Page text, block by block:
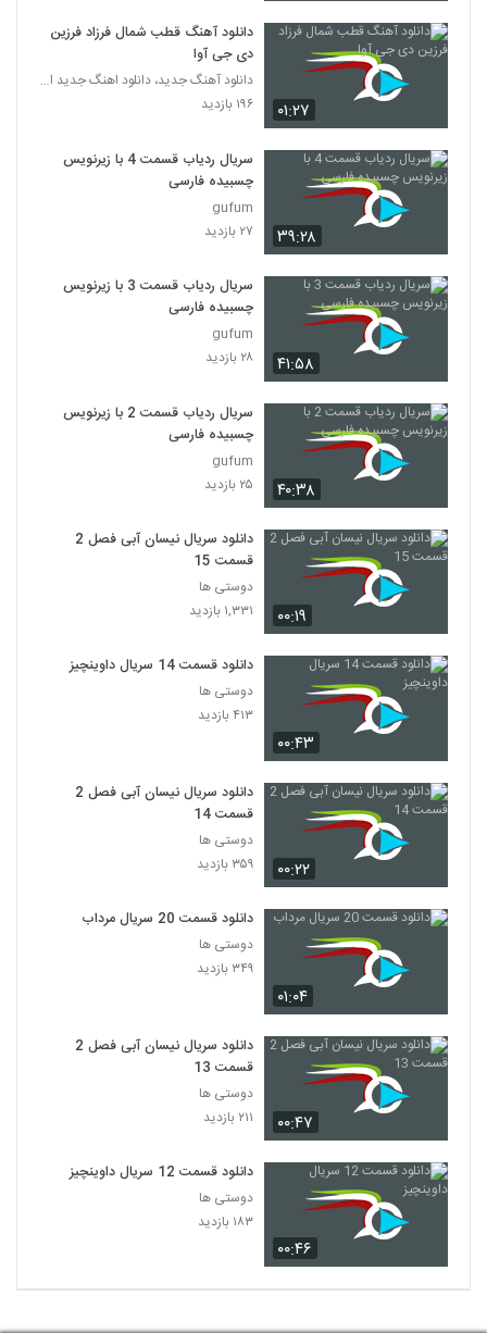
۰۱:۲۷
دانلود آهنگ قطب شمال فرزاد فرزین
دی جی آوا
دانلود آهنگ جدید، دانلود اهنگ جدید ایرانی
۱۹۶ بازدید
۳۹:۲۸
سریال ردیاب قسمت 4 با زیرنویس
چسبیده فارسی
gufum
۲۷ بازدید
۴۱:۵۸
سریال ردیاب قسمت 3 با زیرنویس
چسبیده فارسی
gufum
۲۸ بازدید
۴۰:۳۸
سریال ردیاب قسمت 2 با زیرنویس
چسبیده فارسی
gufum
۲۵ بازدید
۰۰:۱۹
دانلود سریال نیسان آبی فصل 2
قسمت 15
دوستی ها
۱,۳۳۱ بازدید
۰۰:۴۳
دانلود قسمت 14 سریال داوینچیز
دوستی ها
۴۱۳ بازدید
۰۰:۲۲
دانلود سریال نیسان آبی فصل 2
قسمت 14
دوستی ها
۳۵۹ بازدید
۰۱:۰۴
دانلود قسمت 20 سریال مرداب
دوستی ها
۳۴۹ بازدید
۰۰:۴۷
دانلود سریال نیسان آبی فصل 2
قسمت 13
دوستی ها
۲۱۱ بازدید
۰۰:۴۶
دانلود قسمت 12 سریال داوینچیز
دوستی ها
۱۸۳ بازدید